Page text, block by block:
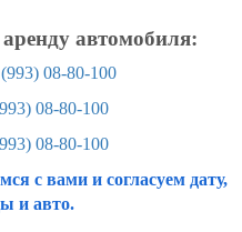
автомобиля:
08-80-100
08-80-100
08-80-100
с вами и согласуем дату,
и авто.